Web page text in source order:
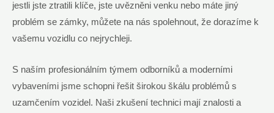
jestli jste ztratili klíče, jste uvězněni venku nebo máte jiný
problém se zámky, můžete na nás spolehnout, že dorazíme k
vašemu vozidlu co nejrychleji.
S naším profesionálním týmem odborníků a moderními
vybaveními jsme schopni řešit širokou škálu problémů s
uzamčením vozidel. Naši zkušení technici mají znalosti a